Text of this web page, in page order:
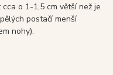
o 1-1,5 cm větší než je
postačí menší
nohy).